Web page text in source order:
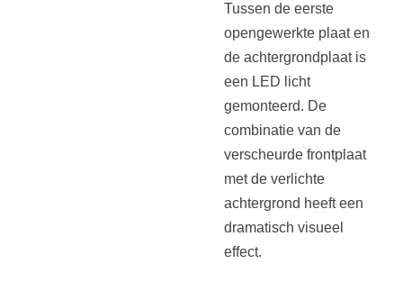
Tussen de eerste
opengewerkte plaat en
de achtergrondplaat is
een LED licht
gemonteerd. De
combinatie van de
verscheurde frontplaat
met de verlichte
achtergrond heeft een
dramatisch visueel
effect.